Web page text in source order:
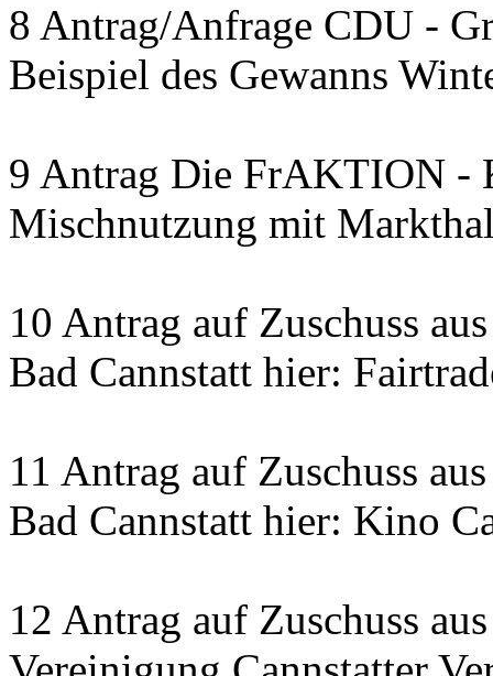
8 Antrag/Anfrage CDU -
Beispiel des Gewanns
9 Antrag Die FrAKTION -
Mischnutzung mit
10 Antrag auf Zuschuss
Bad Cannstatt hier:
11 Antrag auf Zuschuss
Bad Cannstatt hier: Kino
12 Antrag auf Zuschuss